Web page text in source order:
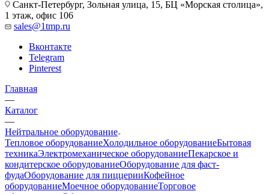
Санкт-Петербург, Зольная улица, 15, БЦ «Морская столица»,
1 этаж, офис 106
sales@1tmp.ru
Вконтакте
Telegram
Pinterest
Главная
—
Каталог
—
Нейтральное оборудование
Тепловое оборудованиеХолодильное оборудованиеБытовая
техникаЭлектромеханическое оборудованиеПекарское и
кондитерское оборудованиеОборудование для фаст-
фудаОборудование для пиццерииКофейное
оборудованиеМоечное оборудованиеТорговое